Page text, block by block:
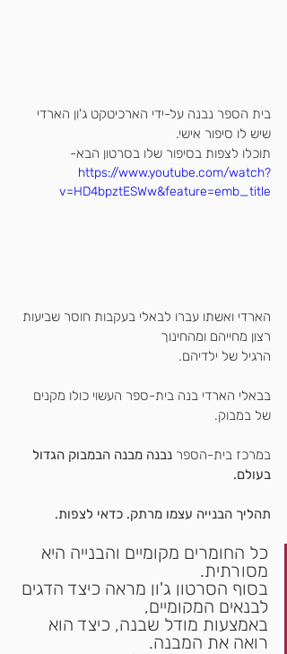
בית הספר נבנה על-ידי הארכיטקט ג'ון הארדי
שיש לו סיפור אישי.
תוכלו לצפות בסיפור שלו בסרטון הבא-
https://www.youtube.com/watch?
v=HD4bpztESWw&feature=emb_title
הארדי ואשתו עברו לבאלי בעקבות חוסר שביעות
רצון מחייהם ומהחינוך
הרגיל של ילדיהם.
בבאלי הארדי בנה בית-ספר העשוי כולו מקנים
של במבוק.
במרכז בית-הספר נבנה מבנה הבמבוק הגדול
בעולם.
תהליך הבנייה עצמו מרתק. כדאי לצפות.
כל החומרים מקומיים והבנייה היא
מסורתית.
בסוף הסרטון ג'ון מראה כיצד הדגים
לבנאים המקומיים,
באמצעות מודל שבנה, כיצד הוא
רואה את המבנה.